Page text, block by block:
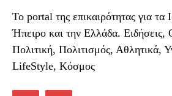
To portal της επικαιρότητας για τα
Ήπειρο και την Ελλάδα. Ειδήσεις,
Πολιτική, Πολιτισμός, Αθλητικά,
LifeStyle, Κόσμος